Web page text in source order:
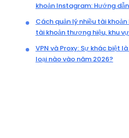
khoản Instagram: Hướng
Cách quản lý nhiều tài
tài khoản thương hiệu, khu
VPN và Proxy: Sự khác biệt
loại nào vào năm 2026?